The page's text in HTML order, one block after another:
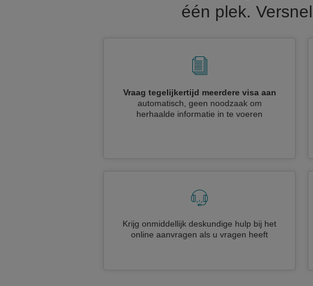
één plek.
Vraag tegelijkertijd meerdere visa aan
automatisch, geen noodzaak om
herhaalde informatie in te voeren
Krijg onmiddellijk deskundige hulp bij het
online aanvragen als u vragen heeft